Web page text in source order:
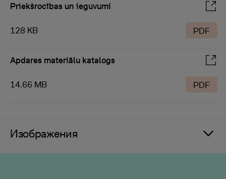
Priekšrocības un ieguvumi
128 KB PDF
Apdares materiālu katalogs
14.66 MB PDF
Изображения